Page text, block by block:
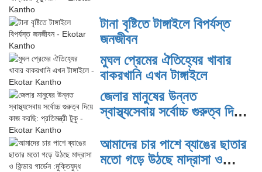
টানা বৃষ্টিতে টাঙ্গাইলে বিপর্যস্ত
জনজীবন
মুঘল প্রেমের ঐতিহ্যের খাবার
বাকরখানি এখন টাঙ্গাইলে
জেলার মানুষের উন্নত
স্বাস্থ্যসেবায় সর্বোচ্চ গুরুত্ব দিয়ে
আমাদের চার পাশে ব্যাঙের ছাতার
মতো গড়ে উঠছে মাদ্রাসা ও